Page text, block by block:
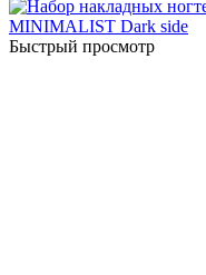
Быстрый просмотр